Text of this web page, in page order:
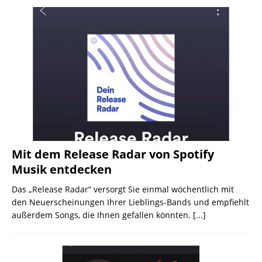
Mit dem Release Radar von Spotify
Musik entdecken
Das „Release Radar“ versorgt Sie einmal wöchentlich mit
den Neuerscheinungen Ihrer Lieblings-Bands und empfiehlt
außerdem Songs, die Ihnen gefallen könnten. [...]